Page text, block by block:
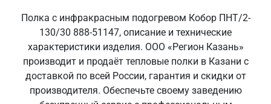
Полка с инфракрасным подогревом Кобор ПНТ/2-
130/30 888-51147, описание и технические
характеристики изделия. ООО «Регион Казань»
производит и продаёт тепловые полки в Казани с
доставкой по всей России, гарантия и скидки от
производителя. Обеспечьте своему заведению